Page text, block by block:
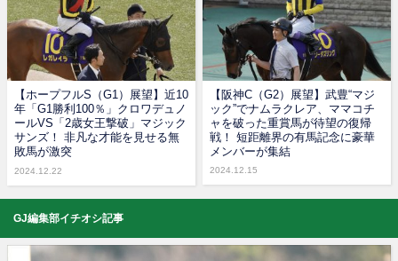
【ホープフルS（G1）展望】近10
年「G1勝利100％」クロワデュノ
ールVS「2歳女王撃破」マジック
サンズ！ 非凡な才能を見せる無
敗馬が激突
2024.12.22
【阪神C（G2）展望】武豊“マジ
ック”でナムラクレア、ママコチ
ャを破った重賞馬が待望の復帰
戦！ 短距離界の有馬記念に豪華
メンバーが集結
2024.12.15
GJ編集部イチオシ記事